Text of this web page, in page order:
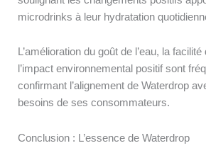
microdrinks à leur hydratation
L’amélioration du goût de l’eau, la facilité
l’impact environnemental positif sont
confirmant l’alignement de Waterdrop
besoins de ses consommateurs.
Conclusion : L’essence de Waterdrop